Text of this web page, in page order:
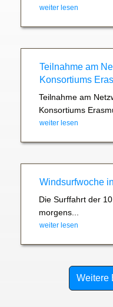
weiter lesen
Teilnahme am
Konsortiums
Teilnahme am
Konsortiums
weiter lesen
Windsurfwoche
Die Surffahrt der
morgens...
weiter lesen
Weitere